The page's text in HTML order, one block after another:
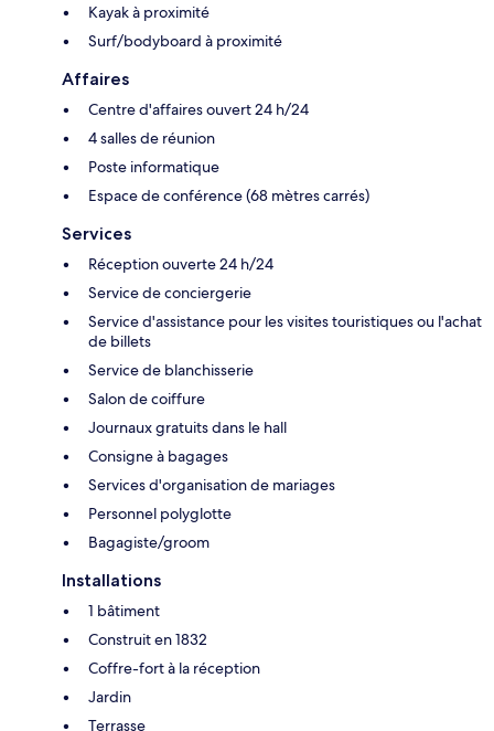
Kayak à proximité
Surf/bodyboard à proximité
Affaires
Centre d'affaires ouvert 24 h/24
4 salles de réunion
Poste informatique
Espace de conférence (68 mètres carrés)
Services
Réception ouverte 24 h/24
Service de conciergerie
Service d'assistance pour les visites touristiques ou l'achat
de billets
Service de blanchisserie
Salon de coiffure
Journaux gratuits dans le hall
Consigne à bagages
Services d'organisation de mariages
Personnel polyglotte
Bagagiste/groom
Installations
1 bâtiment
Construit en 1832
Coffre-fort à la réception
Jardin
Terrasse